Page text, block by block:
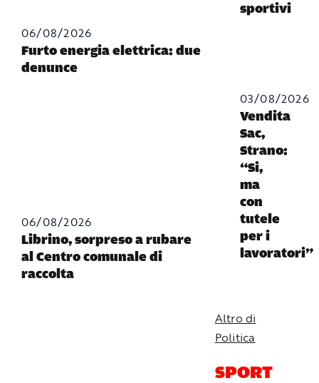
06/08/2026
Furto energia elettrica: due
denunce
06/08/2026
Librino, sorpreso a rubare
al Centro comunale di
raccolta
sportivi
03/08/2026
Vendita
Sac,
Strano:
“Si,
ma
con
tutele
per i
lavoratori”
Altro di
Politica
SPORT